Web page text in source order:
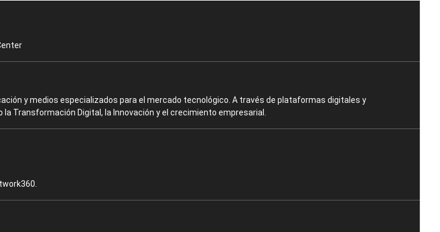
y medios especializados para el mercado tecnológico. A través de plataformas digitales y
Transformación Digital, la Innovación y el crecimiento empresarial.